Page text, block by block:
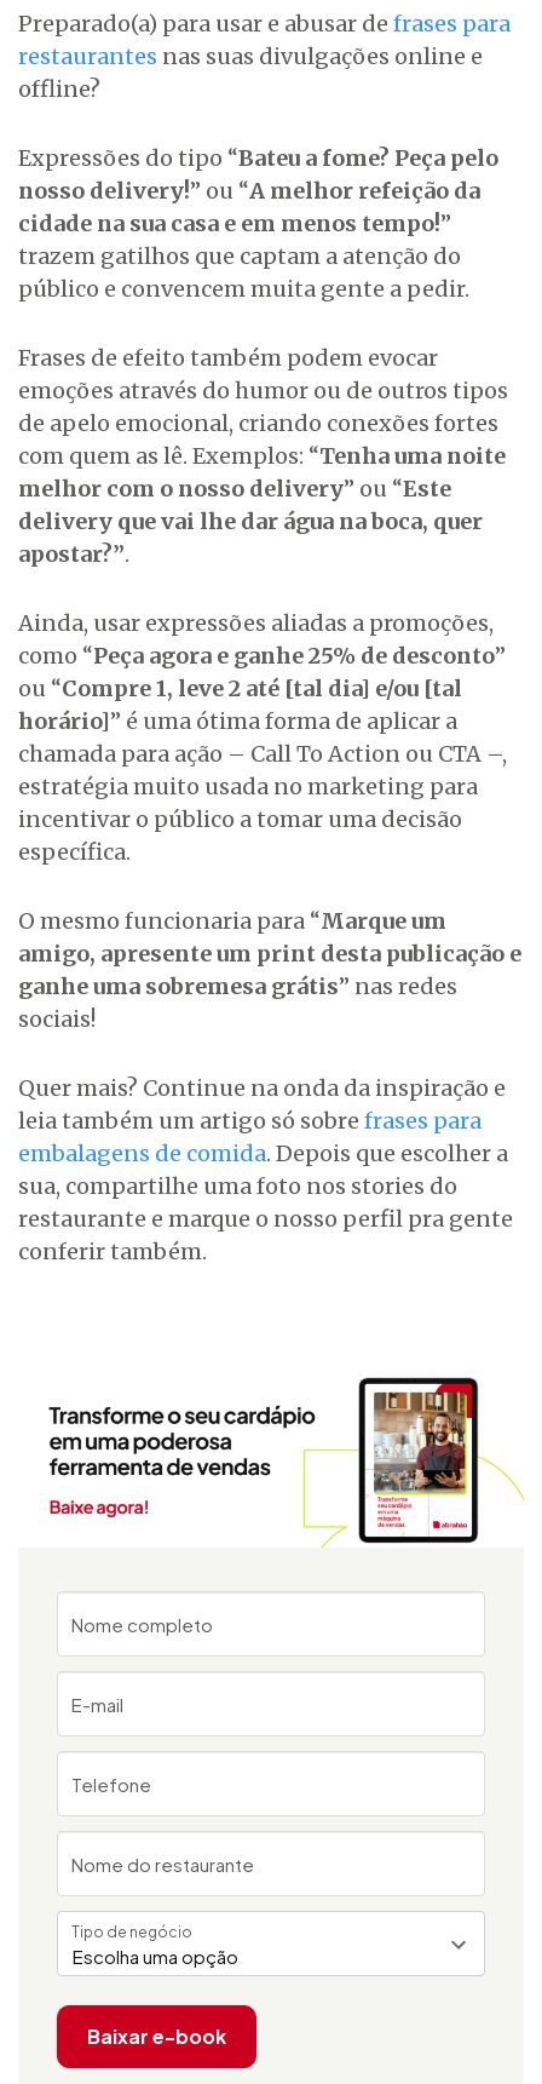
Preparado(a) para usar e abusar de frases para
restaurantes nas suas divulgações online e
offline?
Expressões do tipo “Bateu a fome? Peça pelo
nosso delivery!” ou “A melhor refeição da
cidade na sua casa e em menos tempo!”
trazem gatilhos que captam a atenção do
público e convencem muita gente a pedir.
Frases de efeito também podem evocar
emoções através do humor ou de outros tipos
de apelo emocional, criando conexões fortes
com quem as lê. Exemplos: “Tenha uma noite
melhor com o nosso delivery” ou “Este
delivery que vai lhe dar água na boca, quer
apostar?”.
Ainda, usar expressões aliadas a promoções,
como “Peça agora e ganhe 25% de desconto”
ou “Compre 1, leve 2 até [tal dia] e/ou [tal
horário]” é uma ótima forma de aplicar a
chamada para ação – Call To Action ou CTA –,
estratégia muito usada no marketing para
incentivar o público a tomar uma decisão
específica.
O mesmo funcionaria para “Marque um
amigo, apresente um print desta publicação e
ganhe uma sobremesa grátis” nas redes
sociais!
Quer mais? Continue na onda da inspiração e
leia também um artigo só sobre frases para
embalagens de comida. Depois que escolher a
sua, compartilhe uma foto nos stories do
restaurante e marque o nosso perfil pra gente
conferir também.
Nome completo
E-mail
Telefone
Nome do restaurante
Escolha uma opção
Tipo de negócio
Baixar e-book